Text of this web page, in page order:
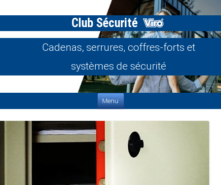
Club Sécurité
Cadenas, serrures, coffres-forts et
systèmes de sécurité
Menu